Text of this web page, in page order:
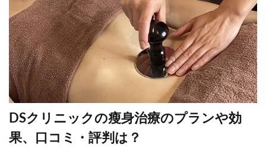
DSクリニックの瘦身治療のプランや効
果、口コミ・評判は？